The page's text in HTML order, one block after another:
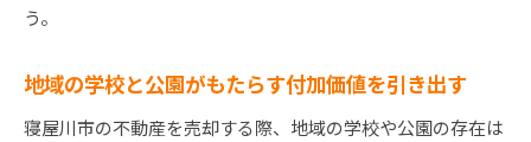
購入希望者とのコミュニケーションの取り方
物件の引き渡しに向けた準備作業
う。
地域の学校と公園がもたらす付加価値を引き出す
寝屋川市の不動産を売却する際、地域の学校や公園の存在は